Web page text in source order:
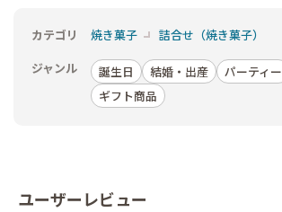
カテゴリ 焼き菓子
詰合せ（焼き菓子）
ジャンル
誕生日 結婚・出産 パーティー
ギフト商品
ユーザーレビュー